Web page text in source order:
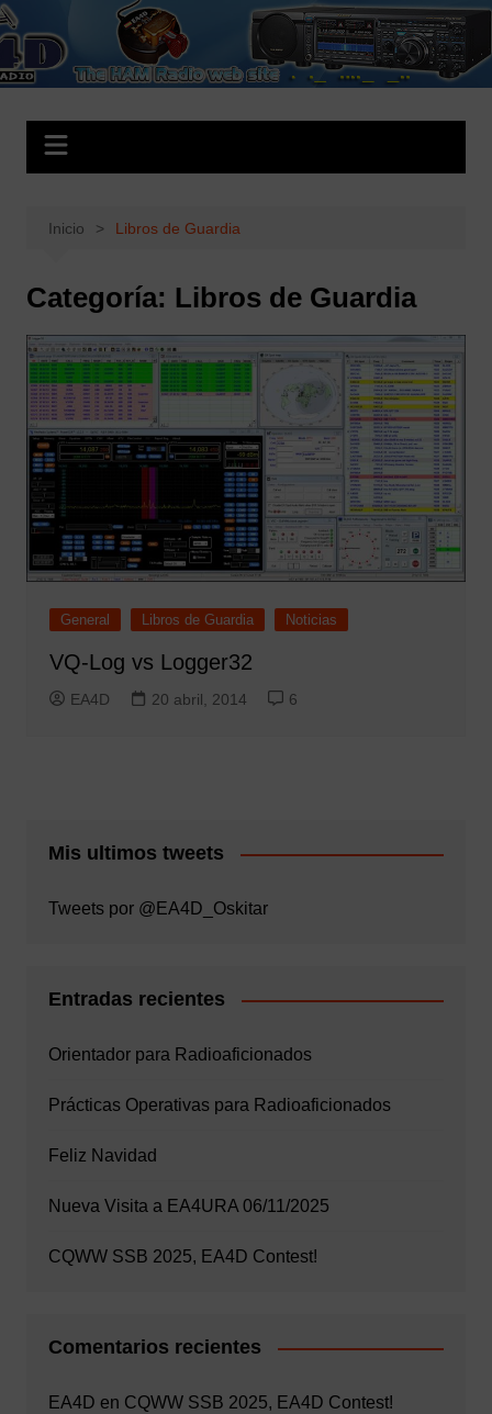
Saltar
al
contenido
EA4D.es
The HAM Radio Web Site
Inicio Libros de Guardia
Categoría: Libros de Guardia
General Libros de Guardia Noticias
VQ-Log vs Logger32
EA4D 20 abril, 2014 6
Mis ultimos tweets
Tweets por @EA4D_Oskitar
Entradas recientes
Orientador para Radioaficionados
Prácticas Operativas para Radioaficionados
Feliz Navidad
Nueva Visita a EA4URA 06/11/2025
CQWW SSB 2025, EA4D Contest!
Comentarios recientes
EA4D en CQWW SSB 2025, EA4D Contest!